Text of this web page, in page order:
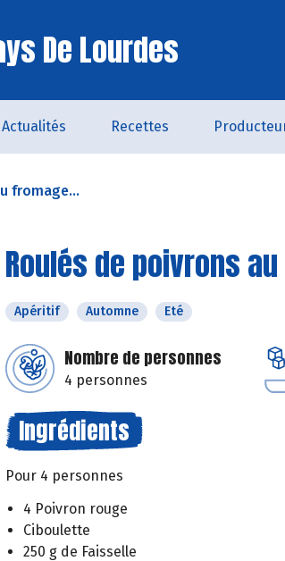
De Lourdes
Actualités Recettes
fromage...
Roulés de poivrons
Apéritif Automne Eté
Nombre de personnes
4 personnes
Ingrédients
Pour 4 personnes
4 Poivron rouge
Ciboulette
250 g de Faisselle